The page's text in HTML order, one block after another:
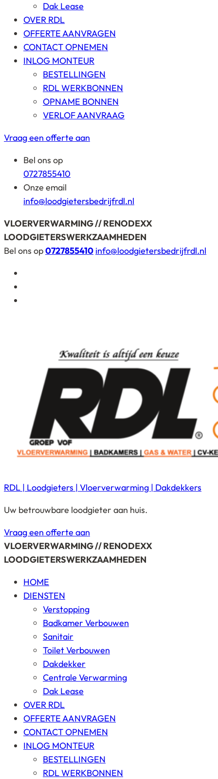
Dak Lease
OVER RDL
OFFERTE AANVRAGEN
CONTACT OPNEMEN
INLOG MONTEUR
BESTELLINGEN
RDL WERKBONNEN
OPNAME BONNEN
VERLOF AANVRAAG
Vraag een offerte aan
Bel ons op
0727855410
Onze email
info@loodgietersbedrijfrdl.nl
VLOERVERWARMING // RENODEXX
LOODGIETERSWERKZAAMHEDEN
Bel ons op0727855410 info@loodgietersbedrijfrdl.nl
RDL | Loodgieters | Vloerverwarming | Dakdekkers
Uw betrouwbare loodgieter aan huis.
Vraag een offerte aan
VLOERVERWARMING // RENODEXX
LOODGIETERSWERKZAAMHEDEN
HOME
DIENSTEN
Verstopping
Badkamer Verbouwen
Sanitair
Toilet Verbouwen
Dakdekker
Centrale Verwarming
Dak Lease
OVER RDL
OFFERTE AANVRAGEN
CONTACT OPNEMEN
INLOG MONTEUR
BESTELLINGEN
RDL WERKBONNEN